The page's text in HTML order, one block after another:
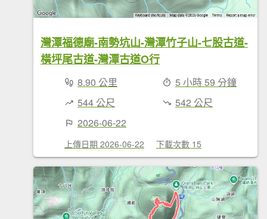
灣潭福德廟-南勢坑山-灣潭竹子山-七股古道-
橫坪尾古道-灣潭古道O行
8.90 公里
5 小時 59 分鐘
544 公尺
542 公尺
2026-06-22
上傳日期 2026-06-22 下載次數 15